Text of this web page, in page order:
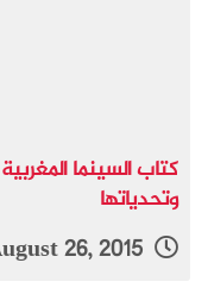
كتاب السينما
وتحدياتها